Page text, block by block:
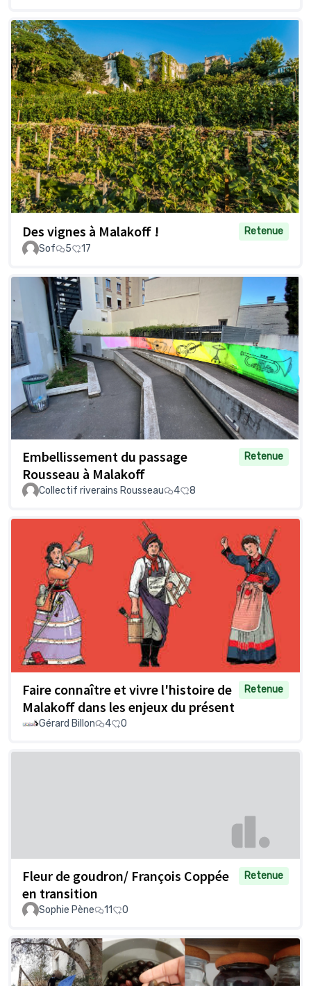
Des vignes à Malakoff !
Retenue
Sof
5 17
Embellissement du passage
Rousseau à Malakoff
Retenue
Collectif riverains Rousseau 4 8
Faire connaître et vivre l'histoire de
Malakoff dans les enjeux du présent
Retenue
Gérard Billon 4 0
Fleur de goudron/ François Coppée
en transition
Retenue
Sophie Pène 11 0